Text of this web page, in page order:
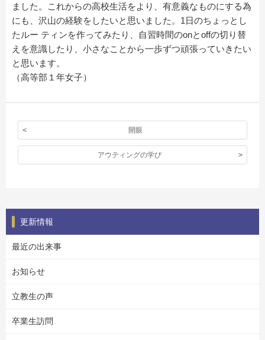
ました。これからの⾼校⽣活をより、有意義なものにする為
にも、沢⼭の経験をしたいと思いました。1⽇のちょっとし
たルー ティンを作ってみたり、⾃習時間のonとoffの切り替
えを意識したり、⼩さなことから⼀歩ずつ頑張っていきたい
と思います。
（高等部１年女子）
開眼
アウティングの学び
更新情報
最近の出来事
お知らせ
立教生の声
卒業生訪問